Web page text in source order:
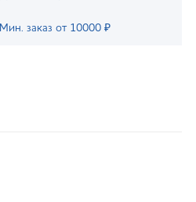
Мин. заказ от 10000 ₽